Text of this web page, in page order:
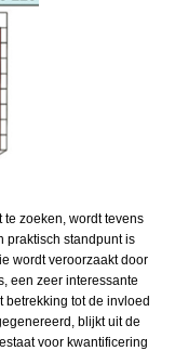
zoeken, wordt tevens
praktisch standpunt is
wordt veroorzaakt door
een zeer interessante
betrekking tot de invloed
blijkt uit de
voor kwantificering